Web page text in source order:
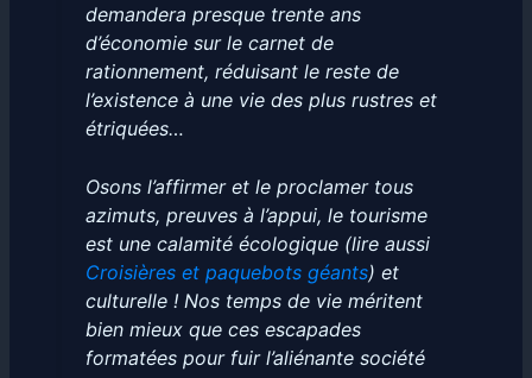
demandera presque trente ans
d’économie sur le carnet de
rationnement, réduisant le reste de
l’existence à une vie des plus rustres et
étriquées…
Osons l’affirmer et le proclamer tous
azimuts, preuves à l’appui, le tourisme
est une calamité écologique (lire aussi
Croisières et paquebots géants) et
culturelle ! Nos temps de vie méritent
bien mieux que ces escapades
formatées pour fuir l’aliénante société